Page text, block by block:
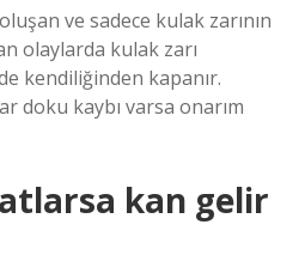
ve sadece kulak zarının
olaylarda kulak zarı
kendiliğinden kapanır.
doku kaybı varsa onarım
kan gelir